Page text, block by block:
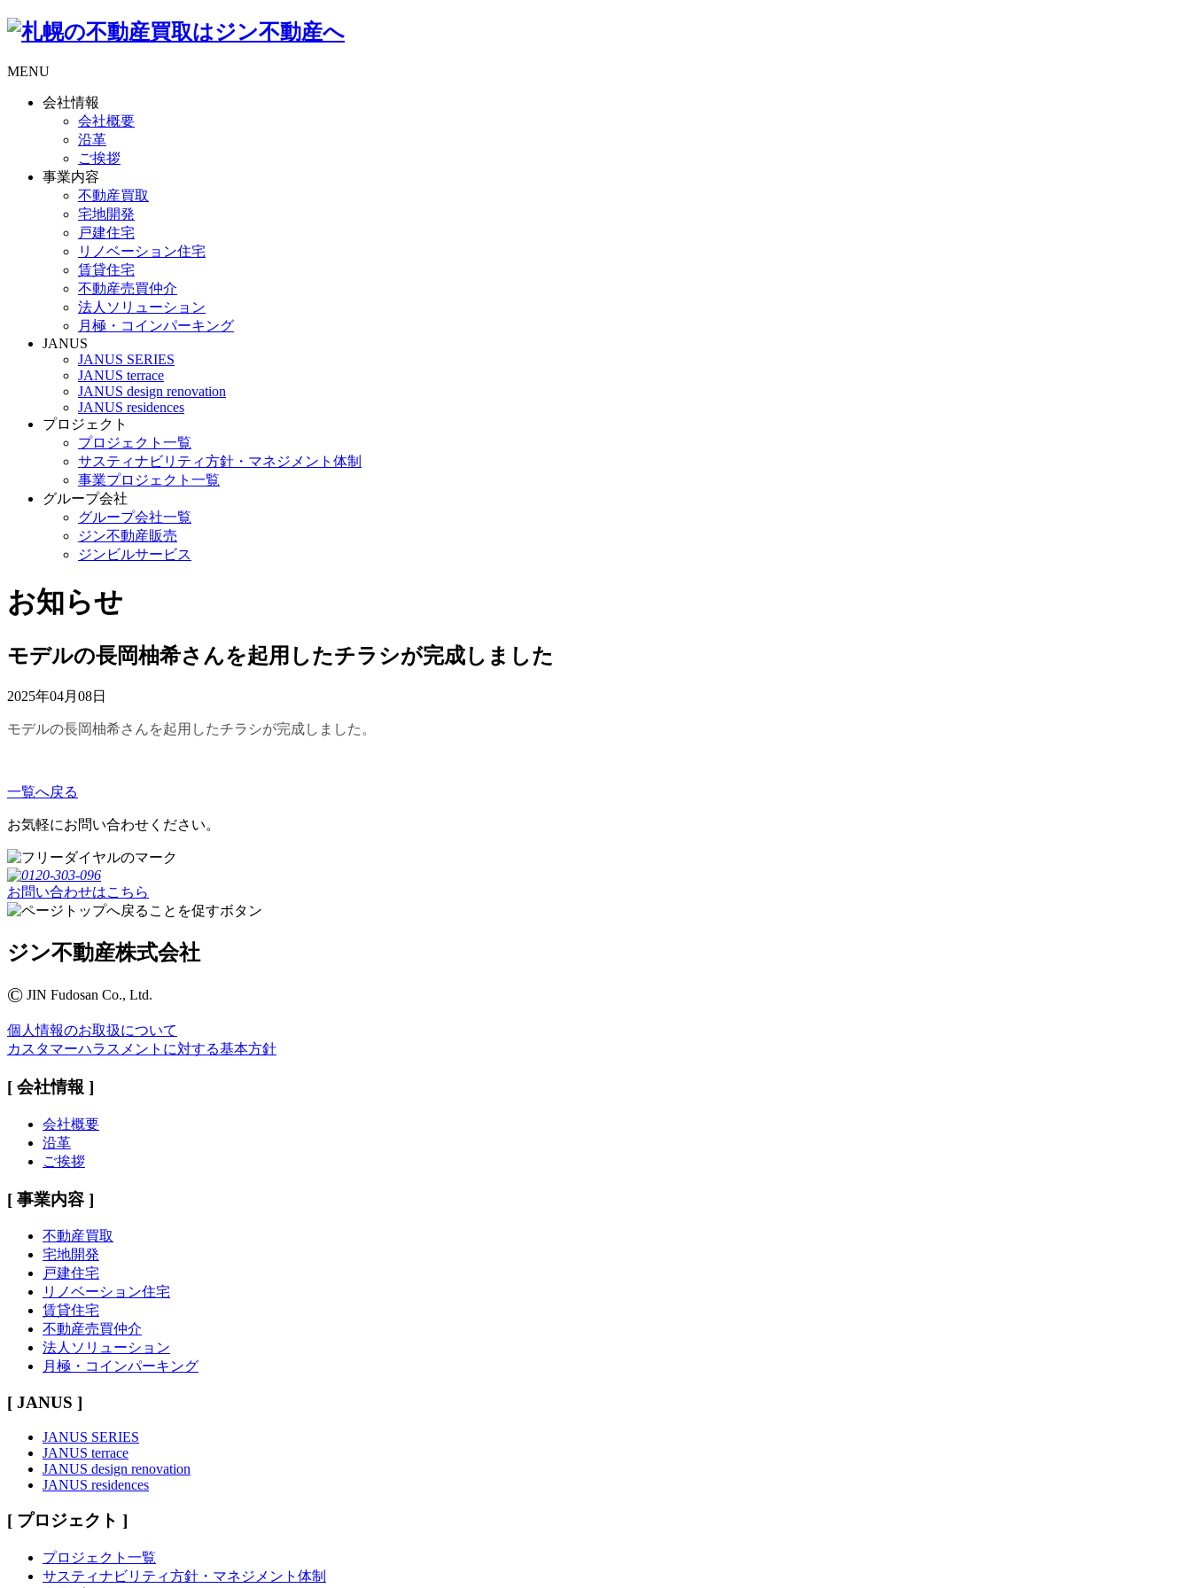
MENU
会社情報
会社概要
沿革
ご挨拶
事業内容
不動産買取
宅地開発
戸建住宅
リノベーション住宅
賃貸住宅
不動産売買仲介
法人ソリューション
月極・コインパーキング
JANUS
JANUS SERIES
JANUS terrace
JANUS design renovation
JANUS residences
プロジェクト
プロジェクト一覧
サスティナビリティ方針・マネジメント体制
事業プロジェクト一覧
グループ会社
グループ会社一覧
ジン不動産販売
ジンビルサービス
お知らせ
モデルの長岡柚希さんを起用したチラシが完成しました
2025年04月08日
モデルの長岡柚希さんを起用したチラシが完成しました 。
一覧へ戻る
お気軽にお問い合わせください。
お問い合わせはこちら
ジン不動産株式会社
© JIN Fudosan Co., Ltd.
個人情報のお取扱について
カスタマーハラスメントに対する基本方針
[ 会社情報 ]
会社概要
沿革
ご挨拶
[ 事業内容 ]
不動産買取
宅地開発
戸建住宅
リノベーション住宅
賃貸住宅
不動産売買仲介
法人ソリューション
月極・コインパーキング
[ JANUS ]
JANUS SERIES
JANUS terrace
JANUS design renovation
JANUS residences
[ プロジェクト ]
プロジェクト一覧
サスティナビリティ方針・マネジメント体制